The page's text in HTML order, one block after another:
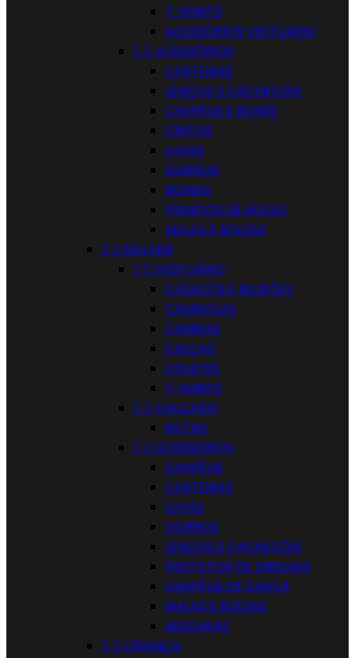
T-SHIRTS
ACESSÓRIOS VESTUÁRIO
  ACESSÓRIOS
CARTEIRAS
LENÇOS E CACHECÓIS
CHAPÉUS E BONÉS
CINTOS
LUVAS
GORROS
BOINAS
FRASCOS DE BOLSO
MALAS E BOLSAS
  MULHER
  VESTUÁRIO
CASACOS E BLUSÕES
CAMISOLAS
CAMISAS
CALÇAS
COLETES
T-SHIRTS
  CALÇADO
BOTAS
  ACESSÓRIOS
CHAPÉUS
CARTEIRAS
LUVAS
GORROS
LENÇOS E CACHECÓIS
PROTETOR DE ORELHAS
CHAPÉUS DE CHUVA
MALAS E BOLSAS
MOCHILAS
  CRIANÇA